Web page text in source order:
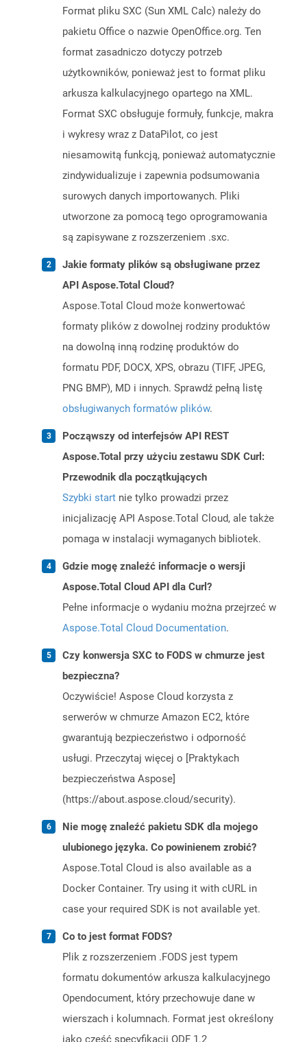
Format pliku SXC (Sun XML Calc) należy do
pakietu Office o nazwie OpenOffice.org. Ten
format zasadniczo dotyczy potrzeb
użytkowników, ponieważ jest to format pliku
arkusza kalkulacyjnego opartego na XML.
Format SXC obsługuje formuły, funkcje, makra
i wykresy wraz z DataPilot, co jest
niesamowitą funkcją, ponieważ automatycznie
zindywidualizuje i zapewnia podsumowania
surowych danych importowanych. Pliki
utworzone za pomocą tego oprogramowania
są zapisywane z rozszerzeniem .sxc.
Jakie formaty plików są obsługiwane przez
API Aspose.Total Cloud?
Aspose.Total Cloud może konwertować
formaty plików z dowolnej rodziny produktów
na dowolną inną rodzinę produktów do
formatu PDF, DOCX, XPS, obrazu (TIFF, JPEG,
PNG BMP), MD i innych. Sprawdź pełną listę
obsługiwanych formatów plików.
Począwszy od interfejsów API REST
Aspose.Total przy użyciu zestawu SDK Curl:
Przewodnik dla początkujących
Szybki start nie tylko prowadzi przez
inicjalizację API Aspose.Total Cloud, ale także
pomaga w instalacji wymaganych bibliotek.
Gdzie mogę znaleźć informacje o wersji
Aspose.Total Cloud API dla Curl?
Pełne informacje o wydaniu można przejrzeć w
Aspose.Total Cloud Documentation.
Czy konwersja SXC to FODS w chmurze jest
bezpieczna?
Oczywiście! Aspose Cloud korzysta z
serwerów w chmurze Amazon EC2, które
gwarantują bezpieczeństwo i odporność
usługi. Przeczytaj więcej o [Praktykach
bezpieczeństwa Aspose]
(https://about.aspose.cloud/security).
Nie mogę znaleźć pakietu SDK dla mojego
ulubionego języka. Co powinienem zrobić?
Aspose.Total Cloud is also available as a
Docker Container. Try using it with cURL in
case your required SDK is not available yet.
Co to jest format FODS?
Plik z rozszerzeniem .FODS jest typem
formatu dokumentów arkusza kalkulacyjnego
Opendocument, który przechowuje dane w
wierszach i kolumnach. Format jest określony
jako część specyfikacji ODF 1.2